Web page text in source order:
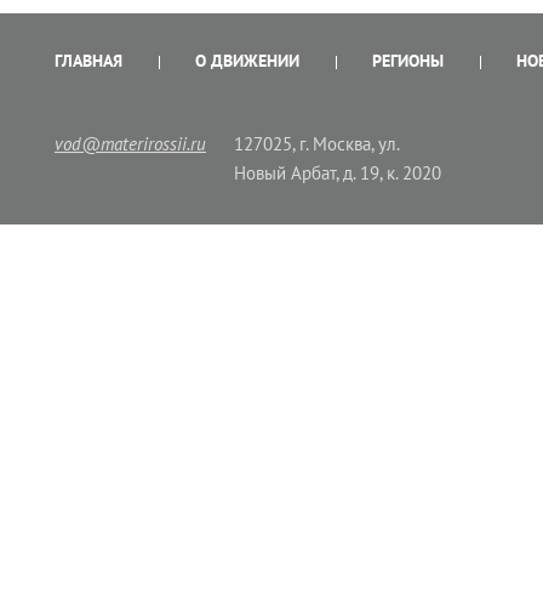
ГЛАВНАЯ О ДВИЖЕНИИ РЕГИОНЫ
vod@materirossii.ru
127025, г. Москва, ул.
Новый Арбат, д. 19, к. 2020